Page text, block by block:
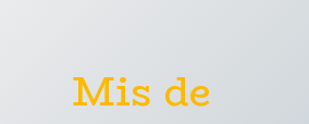
Mis de